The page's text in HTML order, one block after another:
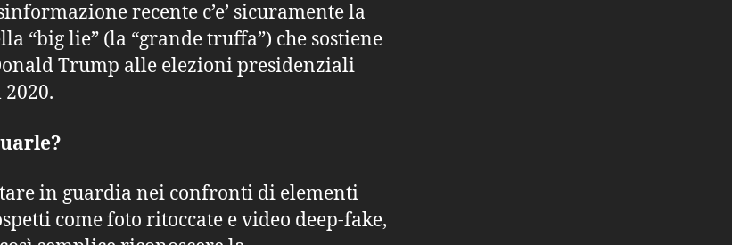
recente c’e’ sicuramente la
“big lie” (la “grande truffa”) che sostiene
Trump alle elezioni presidenziali
in guardia nei confronti di elementi
come foto ritoccate e video deep-fake,